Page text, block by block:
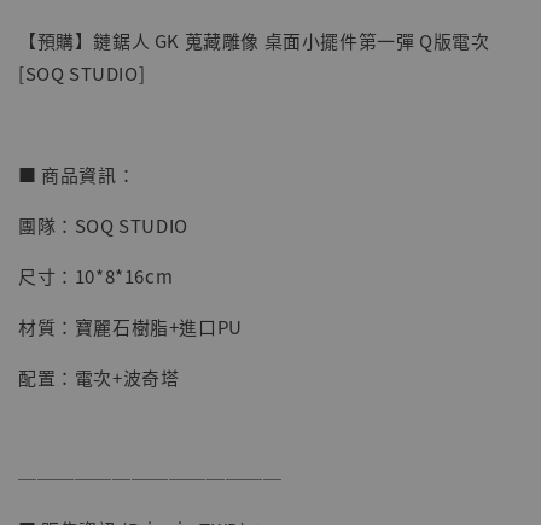
【店內現貨】七龍珠 系列蒐藏雕像 悟空 鳥山
明紀念款 [奇蹟工作室]
NT$ 5,580
【預購】鏈鋸人 GK 蒐藏雕像 桌面小擺件第一彈 Q版電次
[SOQ STUDIO]
■ 商品資訊：
團隊：SOQ STUDIO
尺寸：10*8*16cm
材質：寶麗石樹脂+進口PU
配置：電次+波奇塔
──────────────